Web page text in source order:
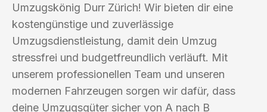
Umzugskönig Durr Zürich! Wir bieten dir eine
kostengünstige und zuverlässige
Umzugsdienstleistung, damit dein Umzug
stressfrei und budgetfreundlich verläuft. Mit
unserem professionellen Team und unseren
modernen Fahrzeugen sorgen wir dafür, dass
deine Umzugsgüter sicher von A nach B